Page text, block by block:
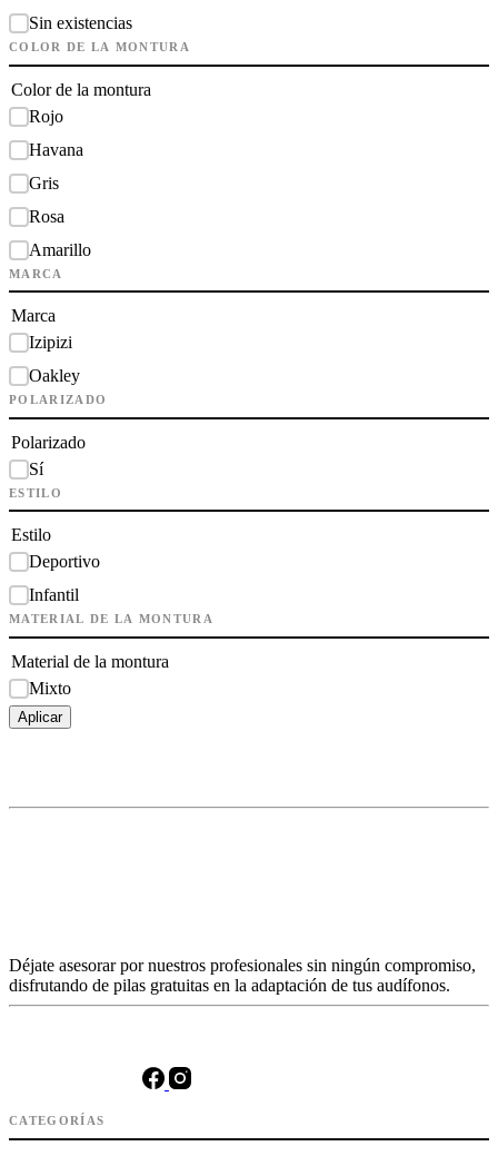
Sin existencias
COLOR DE LA MONTURA
Color de la montura
Rojo
Havana
Gris
Rosa
Amarillo
MARCA
Marca
Izipizi
Oakley
POLARIZADO
Polarizado
Sí
ESTILO
Estilo
Deportivo
Infantil
MATERIAL DE LA MONTURA
Material de la montura
Mixto
Aplicar
Déjate asesorar por nuestros profesionales sin ningún compromiso,
disfrutando de pilas gratuitas en la adaptación de tus audífonos.
CATEGORÍAS